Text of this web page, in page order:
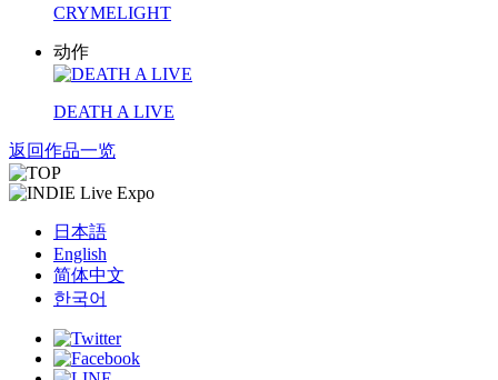
CRYMELIGHT
动作
DEATH A LIVE
返回作品一览
日本語
English
简体中文
한국어